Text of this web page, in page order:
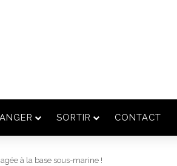
SORTIR CONTACT
à la base sous-marine !